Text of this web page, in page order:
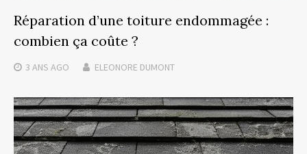
Réparation d’une toiture endommagée :
combien ça coûte ?
3 ANS AGO ELEONORE DUMONT